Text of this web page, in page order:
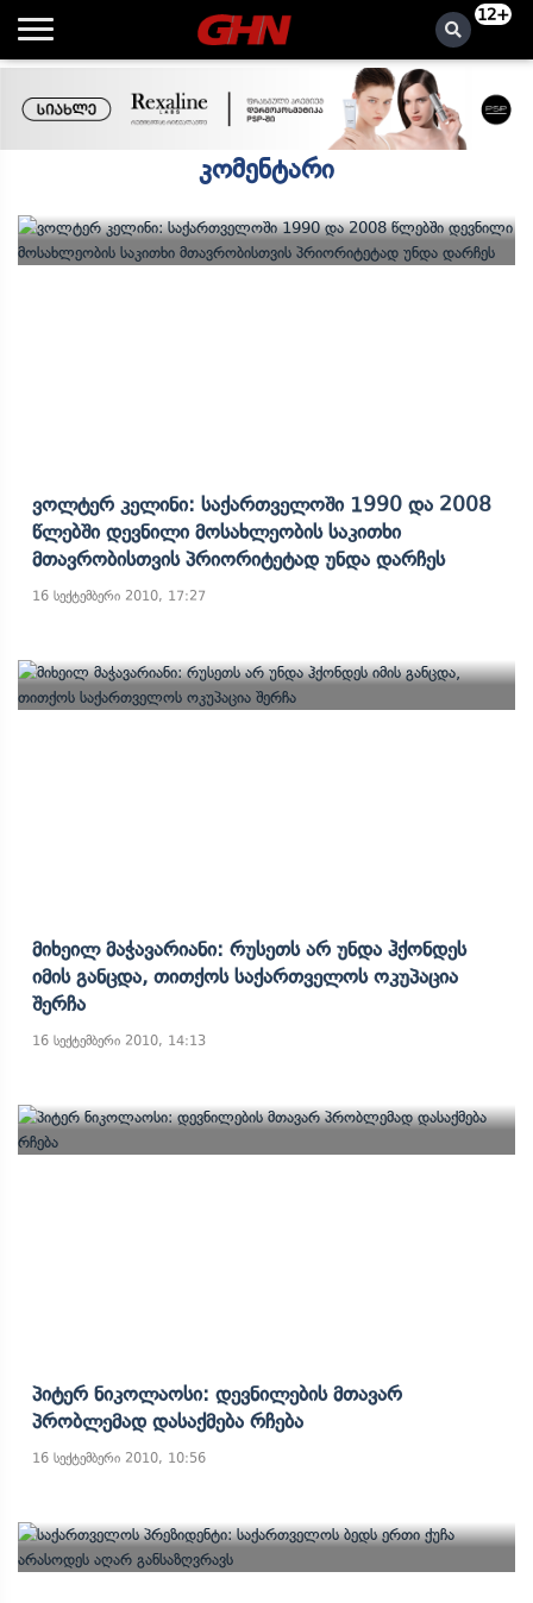
12+
კომენტარი
Ვოლტერ Კელინი: Საქართველოში 1990 Და 2008
Წლებში Დევნილი Მოსახლეობის Საკითხი
Მთავრობისთვის Პრიორიტეტად Უნდა Დარჩეს
16 სექტემბერი 2010, 17:27
Მიხეილ Მაჭავარიანი: Რუსეთს Არ Უნდა Ჰქონდეს
Იმის Განცდა, Თითქოს Საქართველოს Ოკუპაცია
Შერჩა
16 სექტემბერი 2010, 14:13
Პიტერ Ნიკოლაოსი: Დევნილების Მთავარ
Პრობლემად Დასაქმება Რჩება
16 სექტემბერი 2010, 10:56